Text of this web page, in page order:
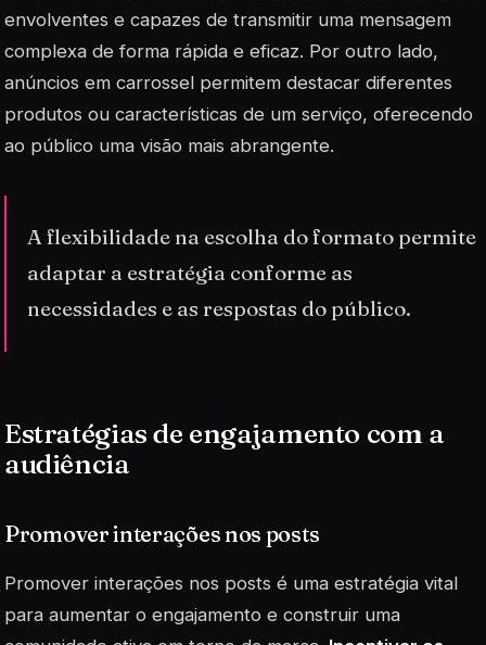
envolventes e capazes de transmitir uma mensagem
complexa de forma rápida e eficaz. Por outro lado,
anúncios em carrossel permitem destacar diferentes
produtos ou características de um serviço, oferecendo
ao público uma visão mais abrangente.
A flexibilidade na escolha do formato permite
adaptar a estratégia conforme as
necessidades e as respostas do público.
Estratégias de engajamento com a
audiência
Promover interações nos posts
Promover interações nos posts é uma estratégia vital
para aumentar o engajamento e construir uma